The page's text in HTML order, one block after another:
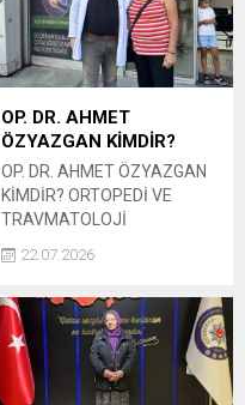
geçip kaçtı. Şüphelinin o
anları ağızları açık bıraktı.
OP. DR. AHMET
ÖZYAZGAN KİMDİR?
OP. DR. AHMET ÖZYAZGAN
KİMDİR? ORTOPEDİ VE
TRAVMATOLOJİ
KARİYERİYLE DİKKAT
çalışmalarıyla öne çıkan Op.
Dr. Ahmet Özyazgan,
Ortopedi ve Travmatoloji
alanında uzun yıllara
22.07.2026